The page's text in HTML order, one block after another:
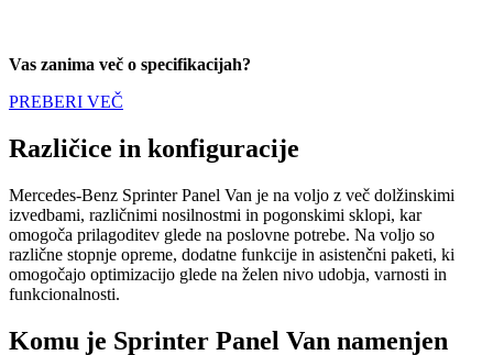
Vas zanima več o specifikacijah?
PREBERI VEČ
Različice in konfiguracije
Mercedes-Benz Sprinter Panel Van je na voljo z več dolžinskimi
izvedbami, različnimi nosilnostmi in pogonskimi sklopi, kar
omogoča prilagoditev glede na poslovne potrebe. Na voljo so
različne stopnje opreme, dodatne funkcije in asistenčni paketi, ki
omogočajo optimizacijo glede na želen nivo udobja, varnosti in
funkcionalnosti.
Komu je Sprinter Panel Van namenjen